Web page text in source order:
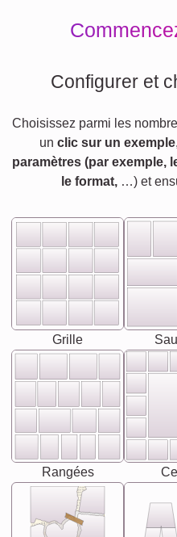
Configurer et
Choisissez parmi les
un clic sur un exemple
paramètres (par exemple,
le format,…) et
Grille
Rangées